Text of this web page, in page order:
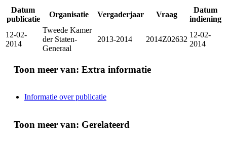
Datum
publicatie
Organisatie Vergaderjaar Vraag
Datum
indiening
12-02-
2014
Tweede Kamer
der Staten-
Generaal
2013-2014 2014Z02632
12-02-
2014
Toon meer van: Extra informatie
Informatie over publicatie
Toon meer van: Gerelateerd